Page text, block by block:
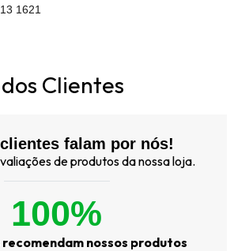
1621
Clientes
falam por nós!
de produtos da nossa loja.
100%
nossos produtos